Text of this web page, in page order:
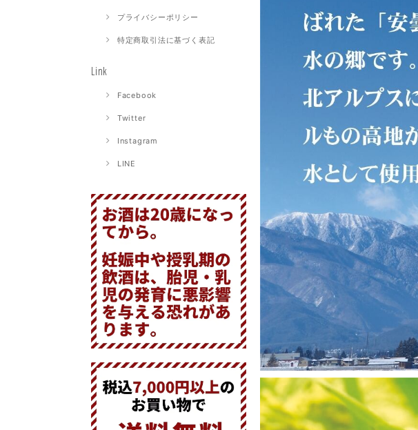
プライバシーポリシー
特定商取引法に基づく表記
Link
Facebook
Twitter
Instagram
LINE